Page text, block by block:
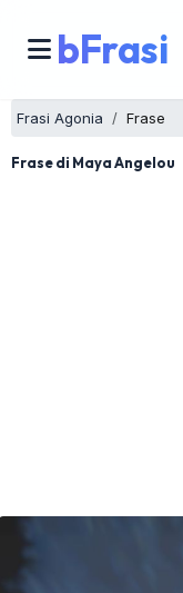
bFrasi
Frasi Agonia Frase
Frase di Maya Angelou